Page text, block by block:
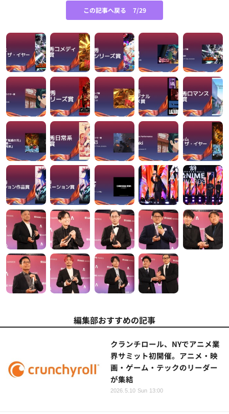
この記事へ戻る 7/29
編集部おすすめの記事
クランチロール、NYでアニメ業
界サミット初開催。アニメ・映
画・ゲーム・テックのリーダー
が集結
2026.5.10 Sun 13:00